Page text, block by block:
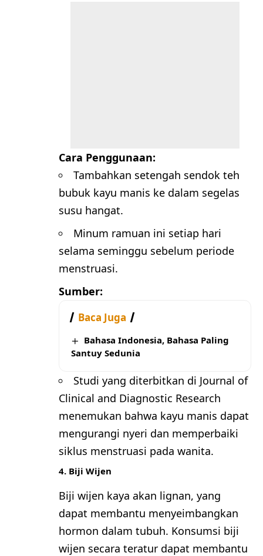
Cara Penggunaan:
Tambahkan setengah sendok teh
bubuk kayu manis ke dalam segelas
susu hangat.
Minum ramuan ini setiap hari
selama seminggu sebelum periode
menstruasi.
Sumber:
Baca Juga
Bahasa Indonesia, Bahasa Paling
Santuy Sedunia
Studi yang diterbitkan di Journal of
Clinical and Diagnostic Research
menemukan bahwa kayu manis dapat
mengurangi nyeri dan memperbaiki
siklus menstruasi pada wanita.
4. Biji Wijen
Biji wijen kaya akan lignan, yang
dapat membantu menyeimbangkan
hormon dalam tubuh. Konsumsi biji
wijen secara teratur dapat membantu